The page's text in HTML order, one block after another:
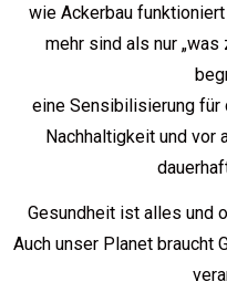
wie Ackerbau
mehr sind als nur „was
eine Sensibilisierung für
Nachhaltigkeit und vor
Gesundheit ist alles und
Auch unser Planet braucht